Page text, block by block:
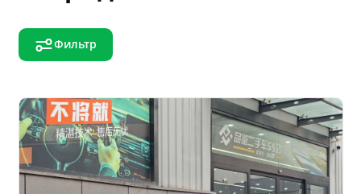
Фильтр